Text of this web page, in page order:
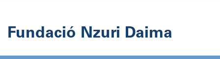
Fundació Nzuri Daima